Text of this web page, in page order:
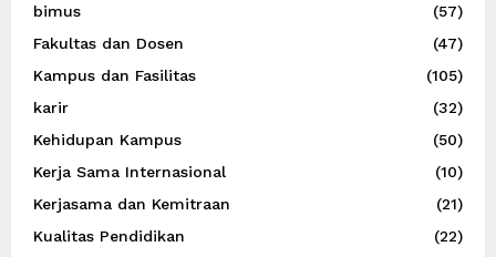
bimus
(57)
Fakultas dan Dosen
(47)
Kampus dan Fasilitas
(105)
karir
(32)
Kehidupan Kampus
(50)
Kerja Sama Internasional
(10)
Kerjasama dan Kemitraan
(21)
Kualitas Pendidikan
(22)